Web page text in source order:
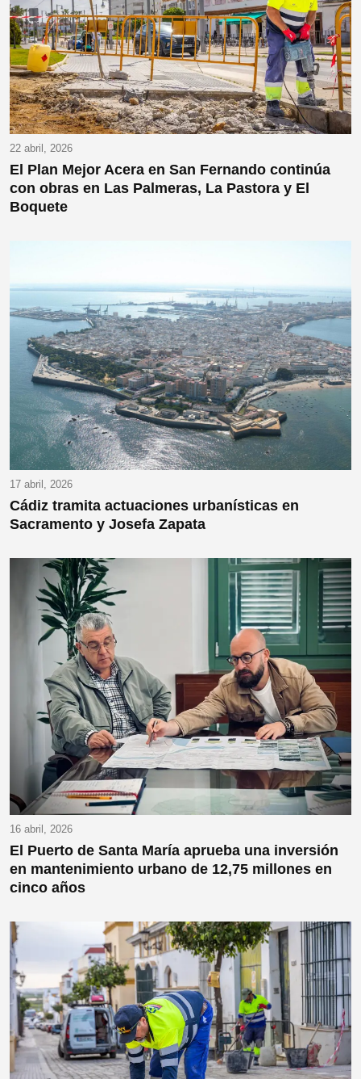
22 abril, 2026
El Plan Mejor Acera en San Fernando continúa
con obras en Las Palmeras, La Pastora y El
Boquete
17 abril, 2026
Cádiz tramita actuaciones urbanísticas en
Sacramento y Josefa Zapata
16 abril, 2026
El Puerto de Santa María aprueba una inversión
en mantenimiento urbano de 12,75 millones en
cinco años